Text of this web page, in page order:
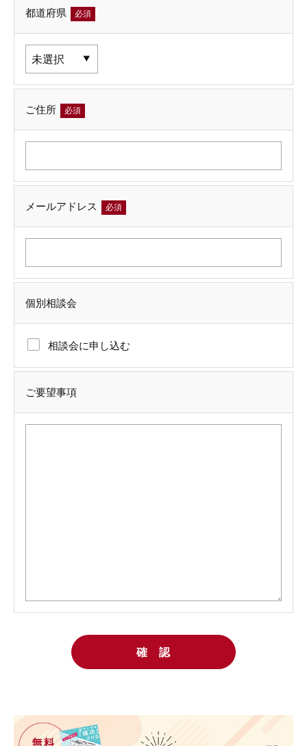
都道府県 必須
ご住所 必須
メールアドレス 必須
個別相談会
相談会に申し込む
ご要望事項